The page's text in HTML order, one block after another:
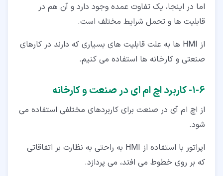
اما در اینجا، یک تفاوت عمده وجود دارد و آن هم در
قابلیت ها و تحمل شرایط مختلف است.
از HMI ها به علت قابلیت های بسیاری که دارند در کارهای
صنعتی و کارخانه ها استفاده می کنیم.
۶‏-‏۱‏- کاربرد اچ ام ای در صنعت و کارخانه
از اچ ام آی در صنعت برای کاربردهای مختلفی استفاده می
شود.
اپراتور با استفاده از HMI به راحتی به نظارت بر اتفاقاتی
که بر روی خطوط می افتد، می پردازد.